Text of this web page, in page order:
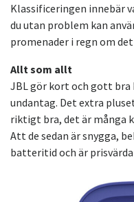
Klassificeringen innebär
du utan problem kan
promenader i regn om
Allt som allt
JBL gör kort och gott bra
undantag. Det extra
riktigt bra, det är många
Att de sedan är snygga,
batteritid och är